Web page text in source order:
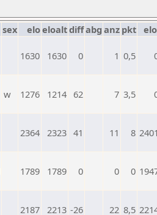
sex eloeloaltdiffabg anz pkt
1630 1630 0 1 0,5
w 1276 1214 62 7 3,5
2364 2323 41 11 8
1789 1789 0 0 0
2187 2213 -26 22 8,5